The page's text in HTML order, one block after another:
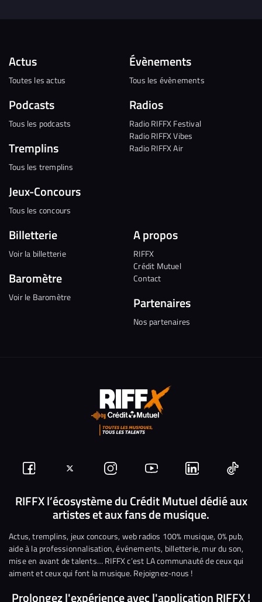
Actus
Toutes les actus
Podcasts
Tous les podcasts
Tremplins
Tous les tremplins
Jeux-Concours
Tous les concours
Évènements
Tous les évènements
Radios
Radio RIFFX Festival
Radio RIFFX Vibes
Radio RIFFX Air
Billetterie
Voir la billetterie
Baromètre
Voir le Baromètre
A propos
RIFFX
Crédit Mutuel
Contact
Partenaires
Nos partenaires
Suivez-
nous
Facebook
Suivez-
nous
sur
Twitter
Nous
rejoindre
sur
Instagram
Nous
rejoindre
sur
YouTube
Nous
rejoindre
sur
Linkedin
Nous
RIFFX l’écosystème du Crédit Mutuel dédié aux
artistes et aux fans de musique.
Actus, tremplins, jeux concours, web radios 100% musique, 0% pub,
aide à la professionnalisation, événements, billetterie, mur du son,
mise en avant de talents… RIFFX c’est LA communauté de ceux qui
aiment et ceux qui font la musique. Rejoignez-nous !
Prolongez l'expérience avec l'application RIFFX !